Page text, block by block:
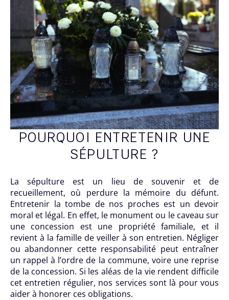
POURQUOI ENTRETENIR UNE
SÉPULTURE ?
La sépulture est un lieu de souvenir et de
recueillement, où perdure la mémoire du défunt.
Entretenir la tombe de nos proches est un devoir
moral et légal. En effet, le monument ou le caveau sur
une concession est une propriété familiale, et il
revient à la famille de veiller à son entretien. Négliger
ou abandonner cette responsabilité peut entraîner
un rappel à l’ordre de la commune, voire une reprise
de la concession. Si les aléas de la vie rendent difficile
cet entretien régulier, nos services sont là pour vous
aider à honorer ces obligations.